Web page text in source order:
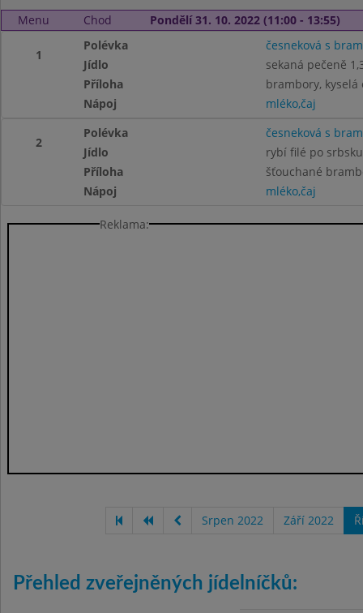
Menu Chod Pondělí 31. 10. 2022 (11:00 - 13:55)
1
Polévka
česneková s
Jídlo
sekaná pečeně
Příloha
brambory, kyselá
Nápoj
mléko,čaj
2
Polévka
česneková s
Jídlo
rybí filé po srbsku
Příloha
šťouchané
Nápoj
mléko,čaj
Reklama:
Srpen 2022 Září 2022
Přehled zveřejněných jídelníčků: